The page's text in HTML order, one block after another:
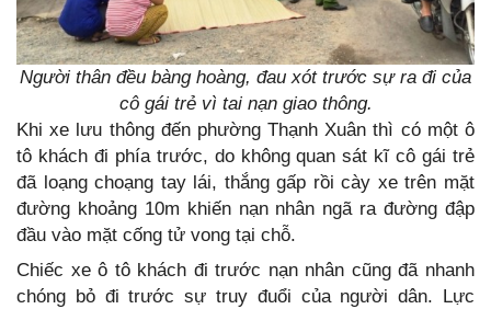
Người thân đều bàng hoàng, đau xót trước sự ra đi của
cô gái trẻ vì tai nạn giao thông.
Khi xe lưu thông đến phường Thạnh Xuân thì có một ô
tô khách đi phía trước, do không quan sát kĩ cô gái trẻ
đã loạng choạng tay lái, thắng gấp rồi cày xe trên mặt
đường khoảng 10m khiến nạn nhân ngã ra đường đập
đầu vào mặt cống tử vong tại chỗ.
Chiếc xe ô tô khách đi trước nạn nhân cũng đã nhanh
chóng bỏ đi trước sự truy đuổi của người dân. Lực